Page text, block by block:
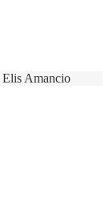
Amancio